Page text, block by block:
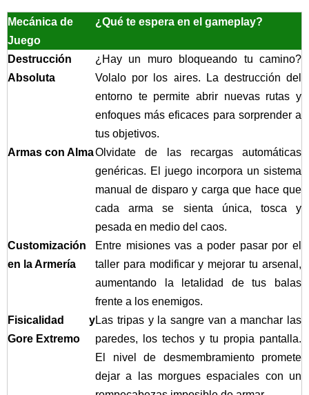
Mecánica de
Juego
¿Qué te espera en el gameplay?
Destrucción
Absoluta
¿Hay un muro bloqueando tu camino?
Volalo por los aires. La destrucción del
entorno te permite abrir nuevas rutas y
enfoques más eficaces para sorprender a
tus objetivos.
Armas con AlmaOlvidate de las recargas automáticas
genéricas. El juego incorpora un sistema
manual de disparo y carga que hace que
cada arma se sienta única, tosca y
pesada en medio del caos.
Customización
en la Armería
Entre misiones vas a poder pasar por el
taller para modificar y mejorar tu arsenal,
aumentando la letalidad de tus balas
frente a los enemigos.
Fisicalidad y
Gore Extremo
Las tripas y la sangre van a manchar las
paredes, los techos y tu propia pantalla.
El nivel de desmembramiento promete
dejar a las morgues espaciales con un